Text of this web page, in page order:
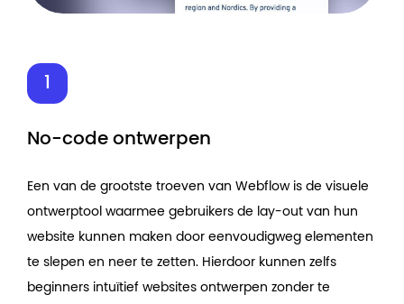
No-code ontwerpen
Een van de grootste troeven van Webflow is de visuele
ontwerptool waarmee gebruikers de lay-out van hun
website kunnen maken door eenvoudigweg elementen
te slepen en neer te zetten. Hierdoor kunnen zelfs
beginners intuïtief websites ontwerpen zonder te